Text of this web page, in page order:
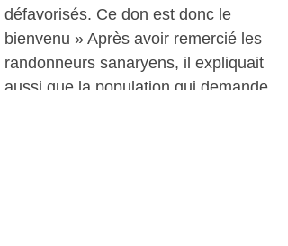
défavorisés. Ce don est donc le
bienvenu » Après avoir remercié les
randonneurs sanaryens, il expliquait
aussi que la population qui demande